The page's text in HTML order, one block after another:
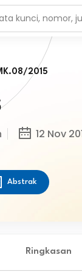
2015
12 Nov
Abstrak
Ringkasan